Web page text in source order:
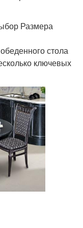
Размера
стола
ключевых